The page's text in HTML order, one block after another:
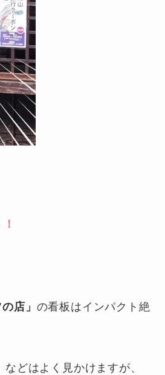
店」 の看板はインパクト絶
どはよく見かけますが、